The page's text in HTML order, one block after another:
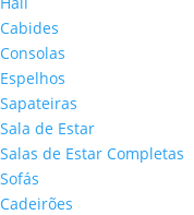
Cabides
Consolas
Espelhos
Sapateiras
Sala de Estar
Salas de Estar Completas
Sofás
Cadeirões